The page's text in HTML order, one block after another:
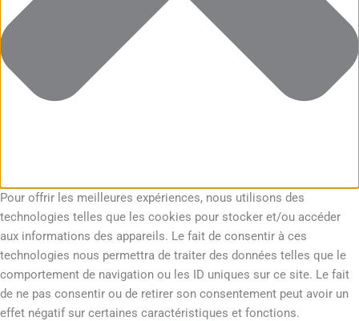
Pour offrir les meilleures expériences, nous utilisons des
technologies telles que les cookies pour stocker et/ou accéder
aux informations des appareils. Le fait de consentir à ces
technologies nous permettra de traiter des données telles que le
comportement de navigation ou les ID uniques sur ce site. Le fait
de ne pas consentir ou de retirer son consentement peut avoir un
effet négatif sur certaines caractéristiques et fonctions.